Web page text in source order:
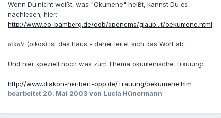
Wenn Du nicht weißt, was "Ökumene" heißt, kannst Du es
nachlesen; hier:
http://www.eo-bamberg.de/eob/opencms/glaub...t/oekumene.html
oikoV (oikos) ist das Haus - daher leitet sich das Wort ab.
Und hier speziell noch was zum Thema ökumenische Trauung:
http://www.diakon-heribert-opp.de/Trauung/oekumene.htm
bearbeitet 20. Mai 2003 von Lucia Hünermann